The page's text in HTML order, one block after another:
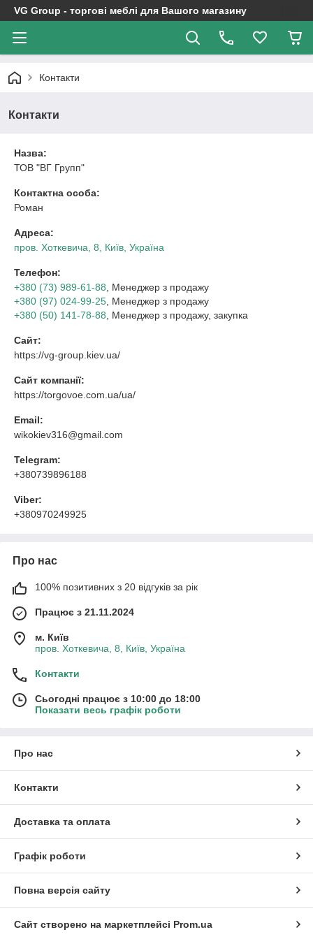
VG Group - торгові меблі для Вашого магазину
Контакти
Контакти
Назва:
ТОВ "ВГ Групп"
Контактна особа:
Роман
Адреса:
пров. Хоткевича, 8, Київ, Україна
Телефон:
+380 (73) 989-61-88 , Менеджер з продажу
+380 (97) 024-99-25 , Менеджер з продажу
+380 (50) 141-78-88 , Менеджер з продажу, закупка
Сайт:
https://vg-group.kiev.ua/
Сайт компанії:
https://torgovoe.com.ua/ua/
Email:
wikokiev316@gmail.com
Telegram:
+380739896188
Viber:
+380970249925
Про нас
100% позитивних з 20 відгуків за рік
Працює з 21.11.2024
м. Київ
пров. Хоткевича, 8, Київ, Україна
Контакти
Сьогодні працює з 10:00 до 18:00
Показати весь графік роботи
Про нас
Контакти
Доставка та оплата
Графік роботи
Повна версія сайту
Сайт створено на маркетплейсі Prom.ua